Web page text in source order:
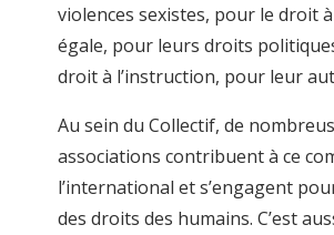
violences sexistes, pour le droit
égale, pour leurs droits
droit à l’instruction, pour leur
Au sein du Collectif, de
associations contribuent à ce
l’international et s’engagent
des droits des humains. C’est